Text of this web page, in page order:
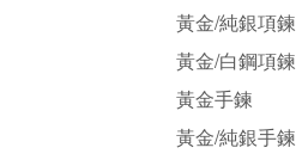
黃金/純銀項鍊
黃金/白鋼項鍊
黃金手鍊
黃金/純銀手鍊